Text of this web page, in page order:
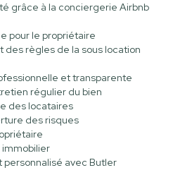
grâce à la conciergerie Airbnb
pour le propriétaire
des règles de la sous location
et transparente
régulier du bien
des locataires
des risques
immobilier
avec Butler